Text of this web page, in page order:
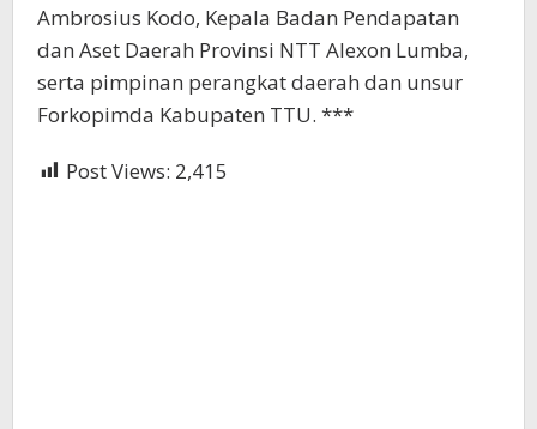
Ambrosius Kodo, Kepala Badan Pendapatan
dan Aset Daerah Provinsi NTT Alexon Lumba,
serta pimpinan perangkat daerah dan unsur
Forkopimda Kabupaten TTU. ***
Post Views: 2,415